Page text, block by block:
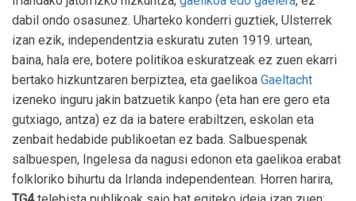
dabil ondo osasunez. Uharteko konderri guztiek, Ulsterrek
izan ezik, independentzia eskuratu zuten 1919. urtean,
baina, hala ere, botere politikoa eskuratzeak ez zuen ekarri
bertako hizkuntzaren berpiztea, eta gaelikoa Gaeltacht
izeneko inguru jakin batzuetik kanpo (eta han ere gero eta
gutxiago, antza) ez da ia batere erabiltzen, eskolan eta
zenbait hedabide publikoetan ez bada. Salbuespenak
salbuespen, Ingelesa da nagusi edonon eta gaelikoa erabat
folkloriko bihurtu da Irlanda independentean. Horren harira,